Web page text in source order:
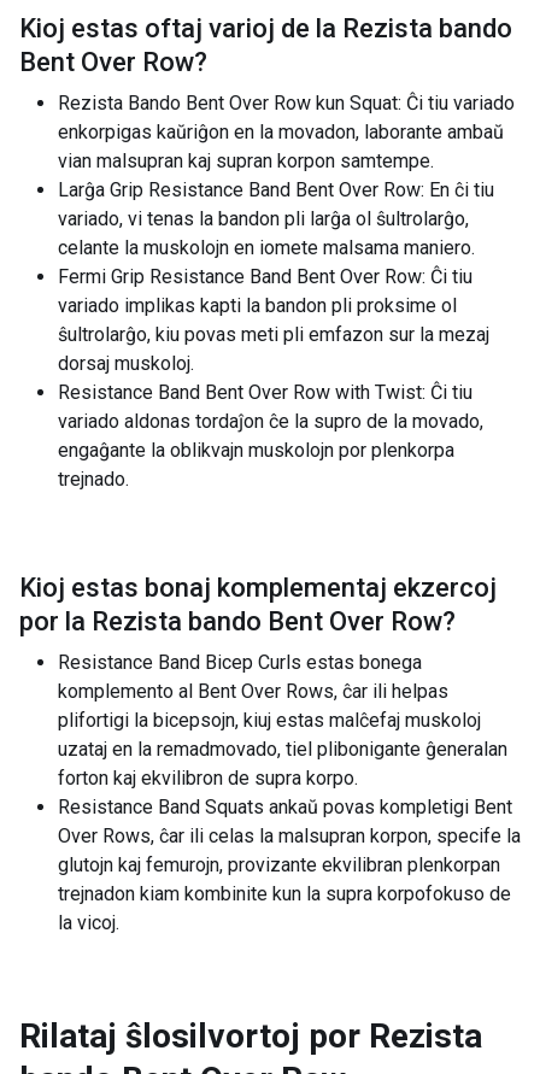
Kioj estas oftaj varioj de la Rezista bando
Bent Over Row?
Rezista Bando Bent Over Row kun Squat: Ĉi tiu variado
enkorpigas kaŭriĝon en la movadon, laborante ambaŭ
vian malsupran kaj supran korpon samtempe.
Larĝa Grip Resistance Band Bent Over Row: En ĉi tiu
variado, vi tenas la bandon pli larĝa ol ŝultrolarĝo,
celante la muskolojn en iomete malsama maniero.
Fermi Grip Resistance Band Bent Over Row: Ĉi tiu
variado implikas kapti la bandon pli proksime ol
ŝultrolarĝo, kiu povas meti pli emfazon sur la mezaj
dorsaj muskoloj.
Resistance Band Bent Over Row with Twist: Ĉi tiu
variado aldonas tordaĵon ĉe la supro de la movado,
engaĝante la oblikvajn muskolojn por plenkorpa
trejnado.
Kioj estas bonaj komplementaj ekzercoj
por la Rezista bando Bent Over Row?
Resistance Band Bicep Curls estas bonega
komplemento al Bent Over Rows, ĉar ili helpas
plifortigi la bicepsojn, kiuj estas malĉefaj muskoloj
uzataj en la remadmovado, tiel plibonigante ĝeneralan
forton kaj ekvilibron de supra korpo.
Resistance Band Squats ankaŭ povas kompletigi Bent
Over Rows, ĉar ili celas la malsupran korpon, specife la
glutojn kaj femurojn, provizante ekvilibran plenkorpan
trejnadon kiam kombinite kun la supra korpofokuso de
la vicoj.
Rilataj ŝlosilvortoj por Rezista